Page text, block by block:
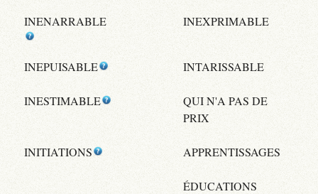
INENARRABLE INEXPRIMABLE
INEPUISABLE INTARISSABLE
INESTIMABLE
QUI N'A PAS DE
PRIX
INITIATIONS APPRENTISSAGES
ÉDUCATIONS